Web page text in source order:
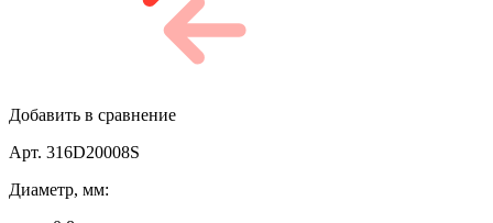
Добавить в сравнение
Арт. 316D20008S
Диаметр, мм: